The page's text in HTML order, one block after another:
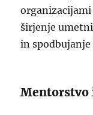
širjenje
in
Mentorstvo